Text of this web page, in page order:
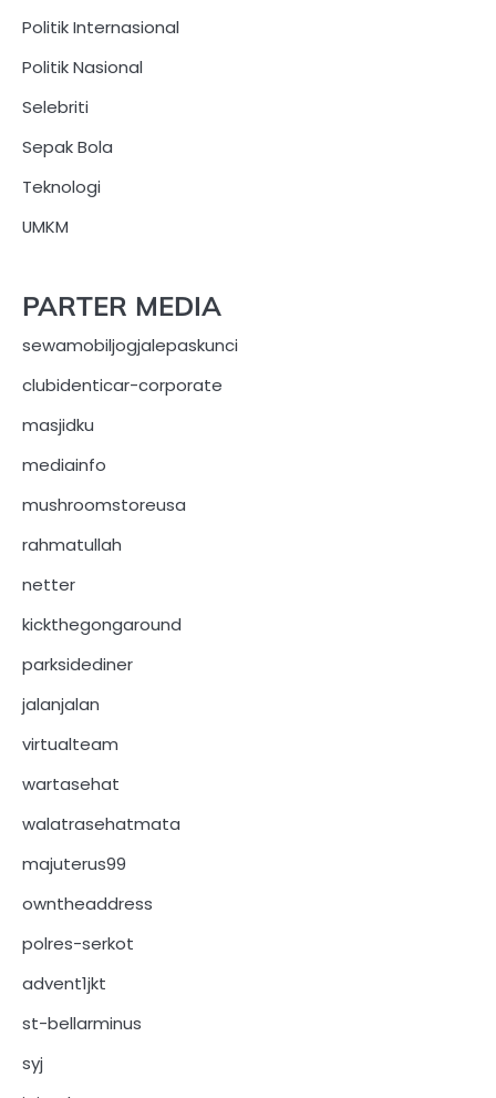
Politik Internasional
Politik Nasional
Selebriti
Sepak Bola
Teknologi
UMKM
PARTER MEDIA
sewamobiljogjalepaskunci
clubidenticar-corporate
masjidku
mediainfo
mushroomstoreusa
rahmatullah
netter
kickthegongaround
parksidediner
jalanjalan
virtualteam
wartasehat
walatrasehatmata
majuterus99
owntheaddress
polres-serkot
advent1jkt
st-bellarminus
syj